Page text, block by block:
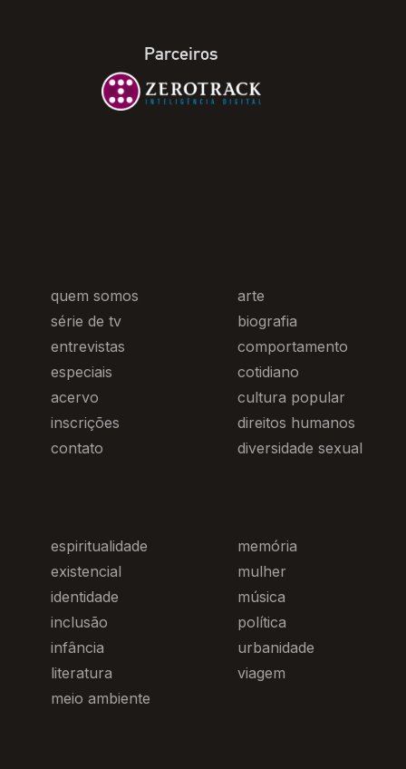
Parceiros
quem somos
série de tv
entrevistas
especiais
acervo
inscrições
contato
arte
biografia
comportamento
cotidiano
cultura popular
direitos humanos
diversidade sexual
espiritualidade
existencial
identidade
inclusão
infância
literatura
meio ambiente
memória
mulher
música
política
urbanidade
viagem